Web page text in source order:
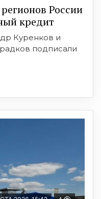
России
кредит
Куренков и
подписали